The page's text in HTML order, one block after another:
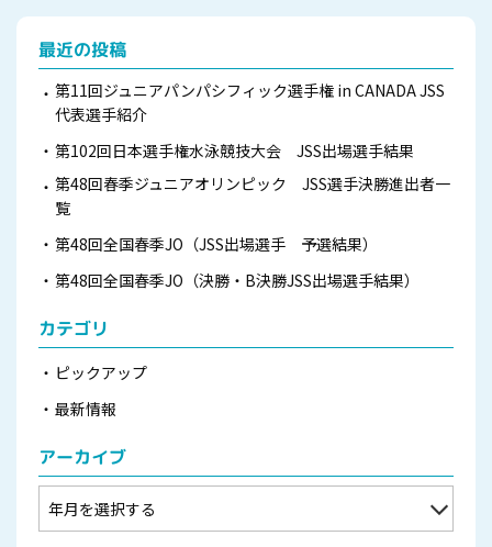
最近の投稿
第11回ジュニアパンパシフィック選手権 in CANADA JSS
代表選手紹介
第102回日本選手権水泳競技大会 JSS出場選手結果
第48回春季ジュニアオリンピック JSS選手決勝進出者一
覧
第48回全国春季JO（JSS出場選手 予選結果）
第48回全国春季JO（決勝・B決勝JSS出場選手結果）
カテゴリ
ピックアップ
最新情報
アーカイブ